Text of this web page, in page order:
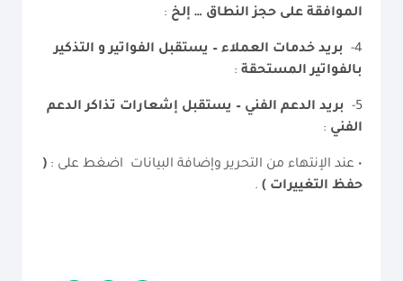
الموافقة على حجز النطاق … إلخ:
بريد خدمات العملاء – يستقبل الفواتير و التذكير
بالفواتير المستحقة:
بريد الدعم الفني – يستقبل إشعارات تذاكر الدعم
الفني:
• عند الإنتهاء من التحرير وإضافة البيانات اضغط على :(
حفظ التغييرات )
.